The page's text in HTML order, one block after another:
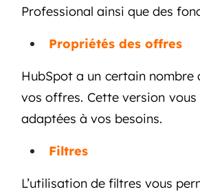
Professional ainsi que des
Propriétés des offres
HubSpot a un certain
vos offres. Cette version
adaptées à vos besoins.
Filtres
L’utilisation de filtres vous